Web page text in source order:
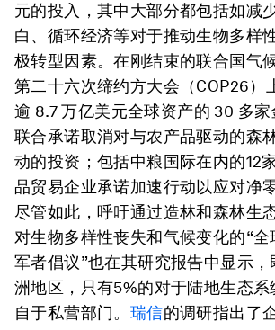
元的投入，其中大部分都包括如减
白、循环经济等对于推动生物多样
极转型因素。在刚结束的联合国气
第二十六次缔约方大会（COP26）
逾 8.7 万亿美元全球资产的 30 多家
联合承诺取消对与农产品驱动的森
动的投资；包括中粮国际在内的12
品贸易企业承诺加速行动以应对净
尽管如此，呼吁通过造林和森林生
对生物多样性丧失和气候变化的“
军者倡议”也在其研究报告中显示
洲地区，只有5%的对于陆地生态
自于私营部门。 瑞信的调研指出了